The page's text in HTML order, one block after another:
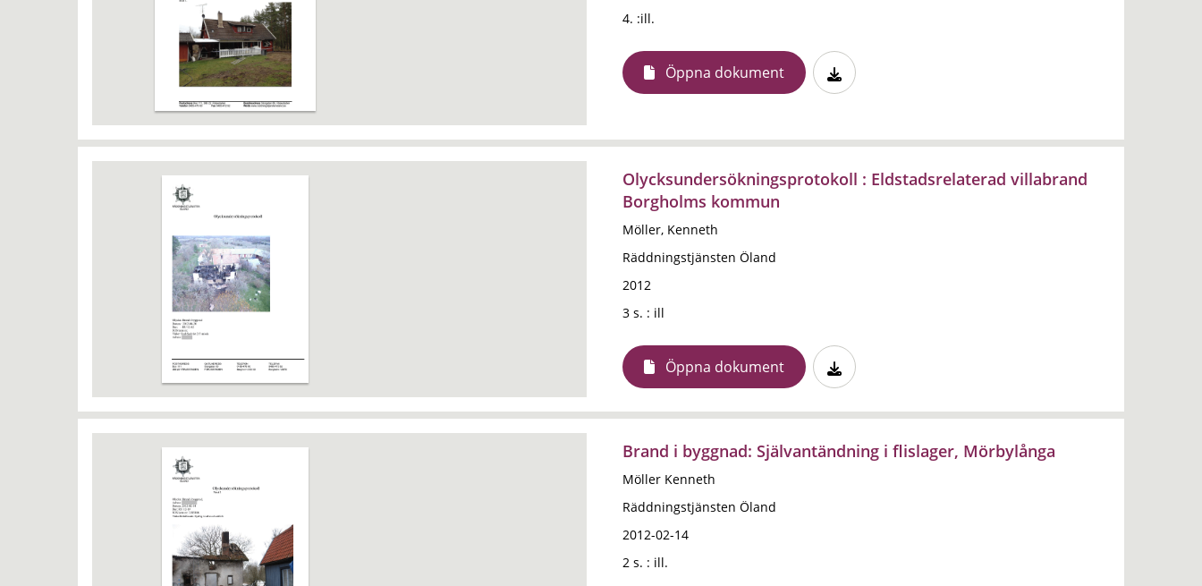
4. :ill.
Öppna dokument
Olycksundersökningsprotokoll : Eldstadsrelaterad villabrand
Borgholms kommun
Möller, Kenneth
Räddningstjänsten Öland
2012
3 s. : ill
Öppna dokument
Brand i byggnad: Självantändning i flislager, Mörbylånga
Möller Kenneth
Räddningstjänsten Öland
2012-02-14
2 s. : ill.